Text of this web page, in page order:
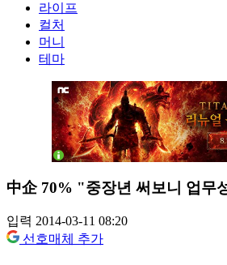
라이프
컬처
머니
테마
中企 70% "중장년 써보니 업무
입력 2014-03-11 08:20
선호매체 추가